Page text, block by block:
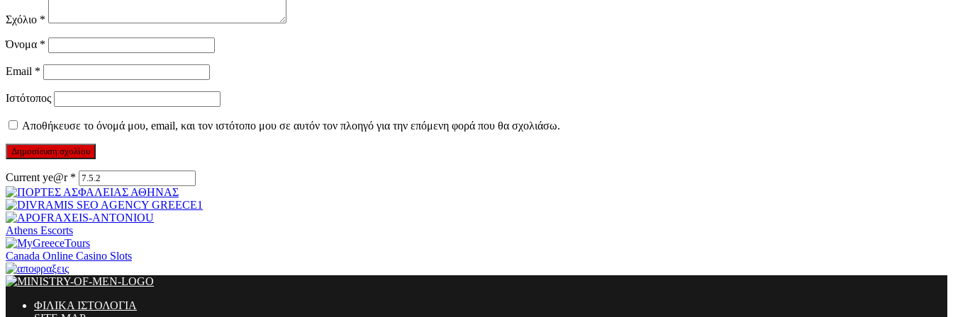
Σχόλιο *
Όνομα *
Email *
Ιστότοπος
Αποθήκευσε το όνομά μου, email, και τον ιστότοπο μου σε αυτόν τον πλοηγό για την επόμενη φορά που θα σχολιάσω.
Current ye@r *
Athens Escorts
Canada Online Casino Slots
ΦΙΛΙΚΑ ΙΣΤΟΛΟΓΙΑ